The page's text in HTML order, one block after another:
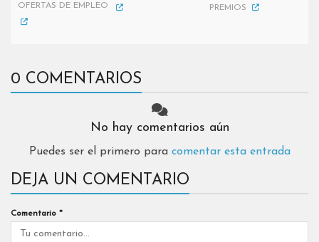
OFERTAS DE EMPLEO
PREMIOS
0 COMENTARIOS
No hay comentarios aún
Puedes ser el primero para comentar esta entrada
DEJA UN COMENTARIO
Comentario *